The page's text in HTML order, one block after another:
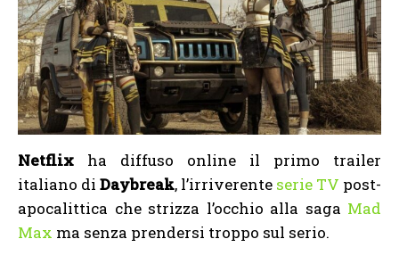
Netflix ha diffuso online il primo trailer
italiano di Daybreak, l’irriverente serie TV post-
apocalittica che strizza l’occhio alla saga Mad
Max ma senza prendersi troppo sul serio.